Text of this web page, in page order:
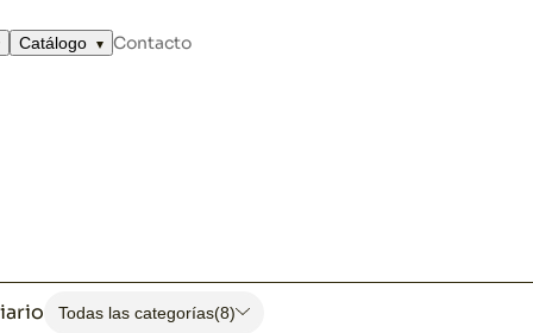
Catálogo Contacto
Todas las categorías(8)